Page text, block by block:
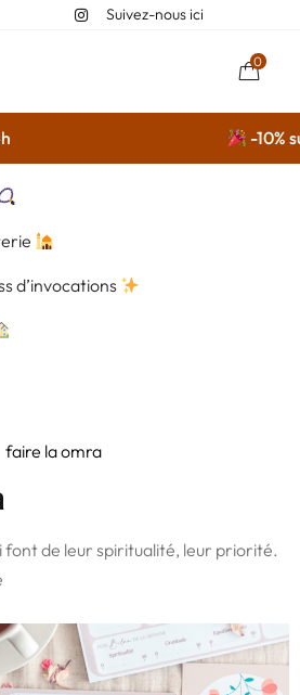
Suivez-nous ici
0
-10%
d’invocations
faire la omra
font de leur spiritualité, leur priorité.